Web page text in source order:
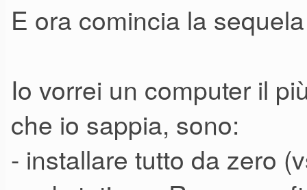
E ora comincia la
Io vorrei un computer il
che io sappia, sono:
- installare tutto da zero